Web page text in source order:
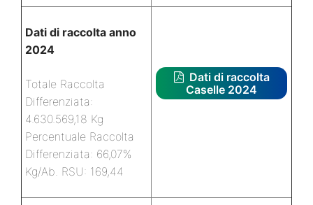
Dati di raccolta anno
2024
Totale Raccolta
Differenziata:
4.630.569,18 Kg
Percentuale Raccolta
Differenziata: 66,07%
Kg/Ab. RSU: 169,44
Dati di raccolta
Caselle 2024